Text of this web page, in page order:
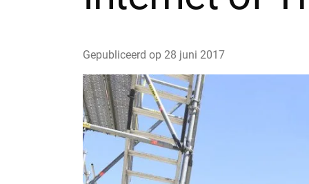
Gepubliceerd op 28 juni 2017